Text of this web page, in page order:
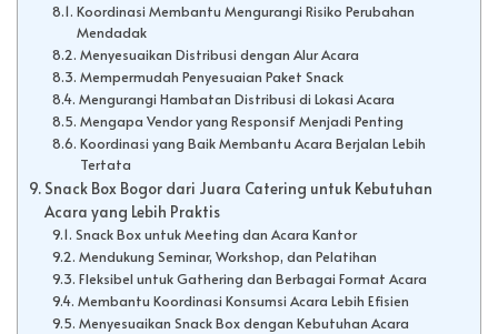
Koordinasi Membantu Mengurangi Risiko Perubahan
Mendadak
Menyesuaikan Distribusi dengan Alur Acara
Mempermudah Penyesuaian Paket Snack
Mengurangi Hambatan Distribusi di Lokasi Acara
Mengapa Vendor yang Responsif Menjadi Penting
Koordinasi yang Baik Membantu Acara Berjalan Lebih
Tertata
Snack Box Bogor dari Juara Catering untuk Kebutuhan
Acara yang Lebih Praktis
Snack Box untuk Meeting dan Acara Kantor
Mendukung Seminar, Workshop, dan Pelatihan
Fleksibel untuk Gathering dan Berbagai Format Acara
Membantu Koordinasi Konsumsi Acara Lebih Efisien
Menyesuaikan Snack Box dengan Kebutuhan Acara